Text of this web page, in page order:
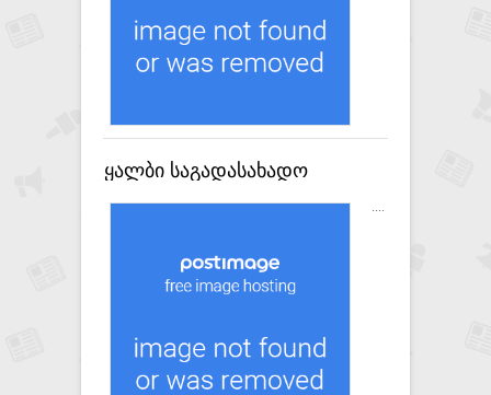
ყალბი საგადასახადო
დოკუმენტის დამზადებისა და
დააკავეს
....